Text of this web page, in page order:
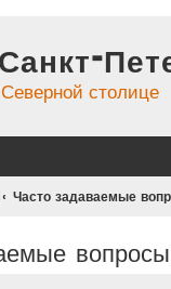
столице
Часто задаваемые
вопросы